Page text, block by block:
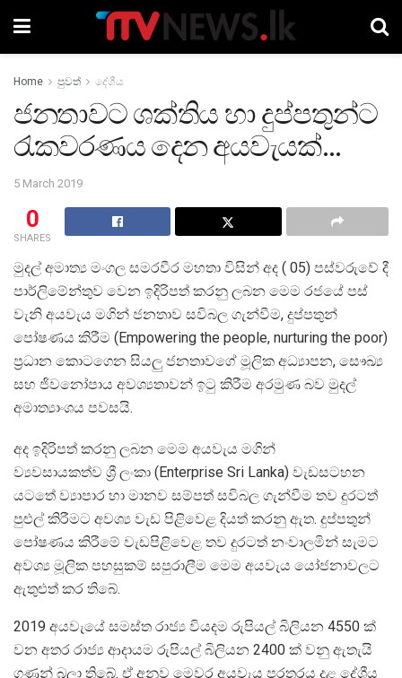
Home පුවත් දේශීය
ජනතාවට ශක්තිය හා දුප්පතුන්ට
රැකවරණය දෙන අයවැයක්…
5 March 2019
0
SHARES
මුදල් අමාත්‍ය මංගල සමරවීර මහතා විසින් අද ( 05) පස්වරුවේ දී
පාර්ලිමේන්තුව වෙන ඉදිරිපත් කරනු ලබන මෙම රජයේ පස්
වැනි අයවැය මගින් ජනතාව සවිබල ගැන්වීම, දුප්පතුන්
පෝෂණය කිරීම (Empowering the people, nurturing the poor)
ප්‍රධාන කොටගෙන සියලු ජනතාවගේ මූලික අධ්‍යාපන, සෞඛ්‍ය
සහ ජිවනෝපාය අවශ්‍යතාවන් ඉටු කිරීම අරමුණ බව මුදල්
අමාත්‍යාංශය පවසයි.
අද ඉදිරිපත් කරනු ලබන මෙම අයවැය මගින්
ව්‍යවසායකත්ව ශ්‍රී ලංකා (Enterprise Sri Lanka) වැඩසටහන
යටතේ ව්‍යාපාර හා මානව සම්පත් සවිබල ගැන්වීම තව දුරටත්
පුළුල් කිරීමට අවශ්‍ය වැඩ පිළිවෙළ දියත් කරනු ඇත. දුප්පතුන්
පෝෂණය කිරීමේ වැඩපිළි‍වෙළ තව දුරටත් නංවාලමින් සැමට
අවශ්‍ය මූලික පහසුකම් සපුරාලීම මෙම අයවැය යෝජනාවලට
ඇතුළුත් කර තිබේ.
2019 අයවැයේ සමස්ත රාජ්‍ය වියදම රුපියල් බිලියන 4550 ක්
වන අතර රාජ්‍ය ආදායම රුපියල් බිලියන 2400 ක් වනු ඇතැයි
ගණන් බලා තිබේ. ඒ අනුව මෙවර අයවැය පරතරය දළ දේශීය